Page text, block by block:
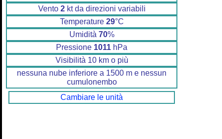
Vento 2kt da direzioni variabili
Temperature 29°C
Umidità 70%
Pressione 1011 hPa
Visibilità 10 km o più
nessuna nube inferiore a 1500 m e nessun
cumulonembo
Cambiare le unità